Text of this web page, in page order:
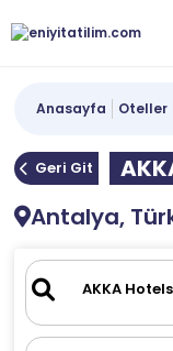
Anasayfa Oteller
Geri Git
Antalya,